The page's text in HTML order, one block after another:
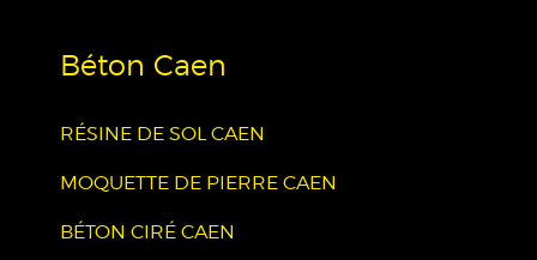
Béton Caen
RÉSINE DE SOL CAEN
MOQUETTE DE PIERRE CAEN
BÉTON CIRÉ CAEN